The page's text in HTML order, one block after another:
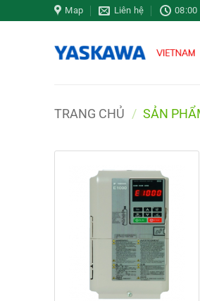
qua
Map Liên hệ 08:00
TRANG CHỦ / SẢN